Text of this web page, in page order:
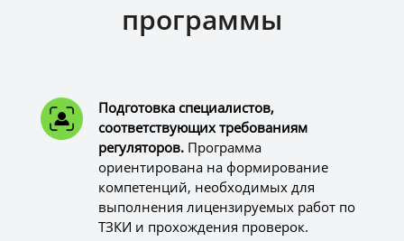
программы
Подготовка специалистов,
соответствующих требованиям
регуляторов. Программа
ориентирована на формирование
компетенций, необходимых для
выполнения лицензируемых работ по
ТЗКИ и прохождения проверок.